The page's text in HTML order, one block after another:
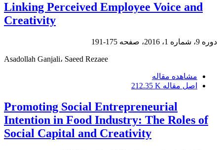
Linking Perceived Employee Voice and
Creativity
دوره 9، شماره 1، 2016، صفحه 175-191
Asadollah Ganjali، Saeed Rezaee
مشاهده مقاله
اصل مقاله 212.35 K
Promoting Social Entrepreneurial
Intention in Food Industry: The Roles of
Social Capital and Creativity